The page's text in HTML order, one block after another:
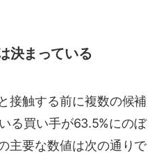
決まっている
接触する前に複数の候補
る買い手が63.5%にのぼ
主要な数値は次の通りで